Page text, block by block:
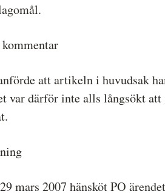
att artikeln i huvudsak
var därför inte alls långsökt
mars 2007 hänsköt PO